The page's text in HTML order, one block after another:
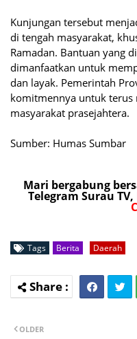
Kunjungan tersebut
di tengah masyarakat,
Ramadan. Bantuan yang
dimanfaatkan untuk
dan layak. Pemerintah
komitmennya untuk terus
masyarakat prasejahtera.
Sumber: Humas Sumbar
Mari bergabung
Telegram Surau
Tags Berita Daerah
OLDER